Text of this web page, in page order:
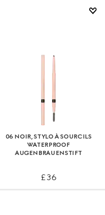
06 NOIR, STYLO À SOURCILS
WATERPROOF
AUGENBRAUENSTIFT
£ 36